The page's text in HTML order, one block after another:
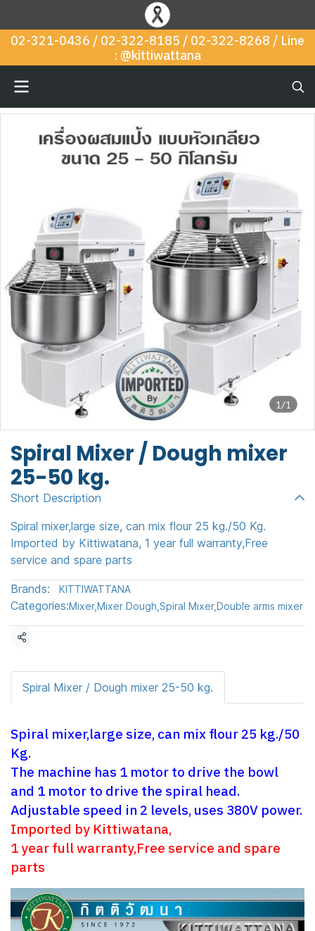
02-321-0436 / 02-322-8185 / 02-322-8268 / Line
: @kittiwattana
1/1
Spiral Mixer / Dough mixer
25-50 kg.
Short Description
Spiral mixer,large size, can mix flour 25 kg./50 Kg.
Imported by Kittiwatana, 1 year full warranty,Free
service and spare parts
Brands: KITTIWATTANA
Categories:Mixer,Mixer Dough Spiral Mixer,Double arms mixer
Share
Spiral Mixer / Dough mixer 25-50 kg.
Spiral mixer,large size, can mix flour 25 kg./50
Kg.
The machine has 1 motor to drive the bowl
and 1 motor to drive the spiral head.
Adjustable speed in 2 levels, uses 380V power.
Imported by Kittiwatana,
1 year full warranty,Free service and spare
parts